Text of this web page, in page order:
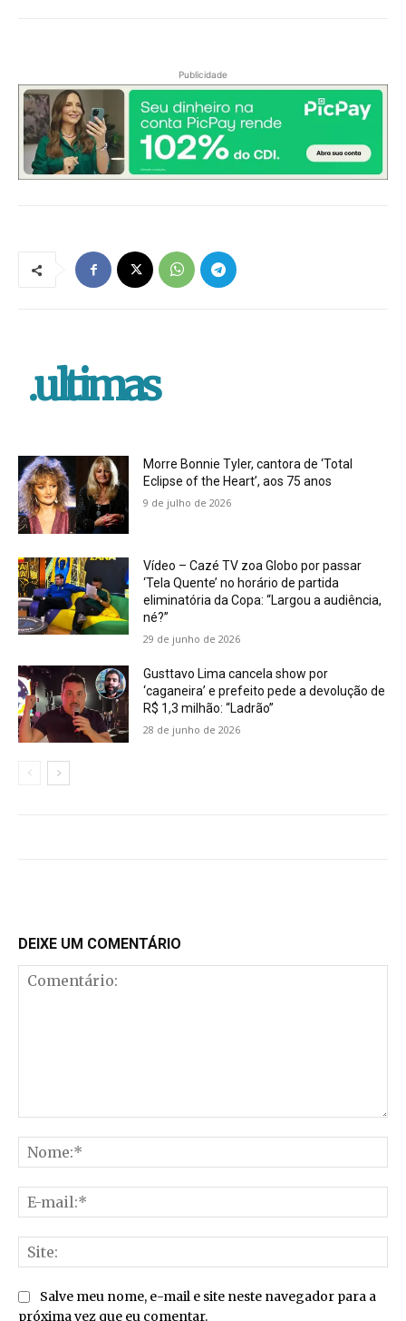
Publicidade
.ultimas
Morre Bonnie Tyler, cantora de ‘Total
Eclipse of the Heart’, aos 75 anos
9 de julho de 2026
Vídeo – Cazé TV zoa Globo por passar
‘Tela Quente’ no horário de partida
eliminatória da Copa: “Largou a audiência,
né?”
29 de junho de 2026
Gusttavo Lima cancela show por
‘caganeira’ e prefeito pede a devolução de
R$ 1,3 milhão: “Ladrão”
28 de junho de 2026
DEIXE UM COMENTÁRIO
Salve meu nome, e-mail e site neste navegador para a
próxima vez que eu comentar.